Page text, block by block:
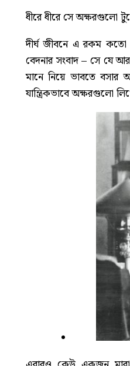
ধীরে ধীরে সে অক্ষরগুলো
দীর্ঘ জীবনে এ রকম কতো
বেদনার সংবাদ – সে যে
মানে নিয়ে ভাবতে
যান্ত্রিকভাবে অক্ষরগুলো